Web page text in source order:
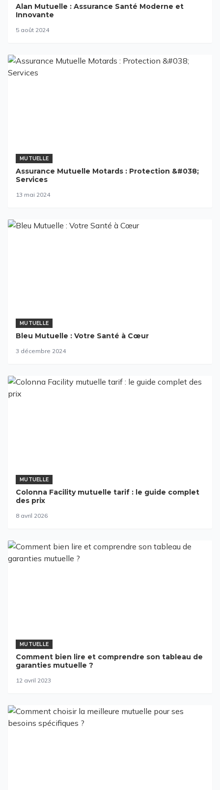
Alan Mutuelle : Assurance Santé Moderne et
Innovante
5 août 2024
MUTUELLE
Assurance Mutuelle Motards : Protection &#038;
Services
13 mai 2024
MUTUELLE
Bleu Mutuelle : Votre Santé à Cœur
3 décembre 2024
MUTUELLE
Colonna Facility mutuelle tarif : le guide complet
des prix
8 avril 2026
MUTUELLE
Comment bien lire et comprendre son tableau de
garanties mutuelle ?
12 avril 2023